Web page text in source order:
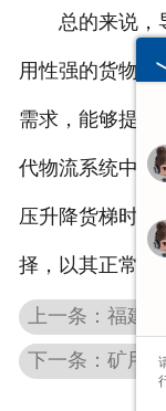
总的来说，导
用性强的货物运
需求，能够提高
代物流系统中重
压升降货梯时，
择，以其正常地
上一条：福建
下一条：矿用